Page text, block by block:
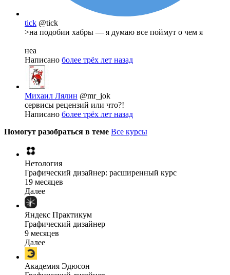
tick @tick
>на подобии хабры — я думаю все поймут о чем я
неа
Написано более трёх лет назад
Михаил Лялин @mr_jok
сервисы рецензий или что?!
Написано более трёх лет назад
Помогут разобраться в теме Все курсы
Нетология
Графический дизайнер: расширенный курс
19 месяцев
Далее
Яндекс Практикум
Графический дизайнер
9 месяцев
Далее
Академия Эдюсон